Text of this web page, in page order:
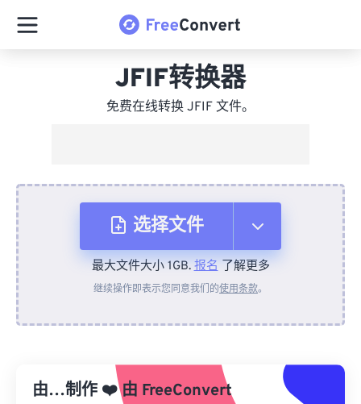
JFIF转换器
免费在线转换 JFIF 文件。
选择文件
从设备
来自 Google Drive
最大文件大小 1GB.报名了解更多
继续操作即表示您同意我们的使用条款。
由…制作 ❤️由 FreeConvert